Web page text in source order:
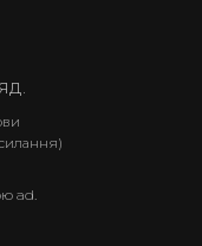
ad.